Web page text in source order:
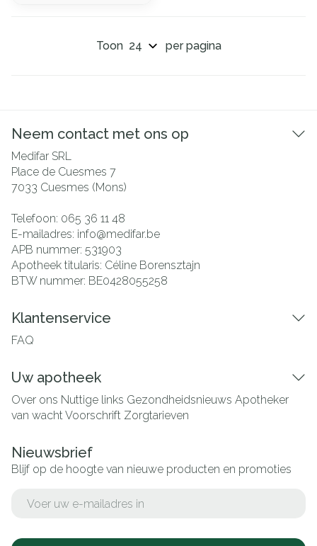
Toon per pagina
Neem contact met ons op
Medifar SRL
Place de Cuesmes 7
7033 Cuesmes (Mons)
Telefoon: 065 36 11 48
E-mailadres: info@medifar.be
APB nummer: 531903
Apotheek titularis: Céline Borensztajn
BTW nummer: BE0428055258
Klantenservice
FAQ
Uw apotheek
Over ons Nuttige links Gezondheidsnieuws Apotheker
van wachtVoorschrift Zorgtarieven
Nieuwsbrief
Blijf op de hoogte van nieuwe producten en promoties